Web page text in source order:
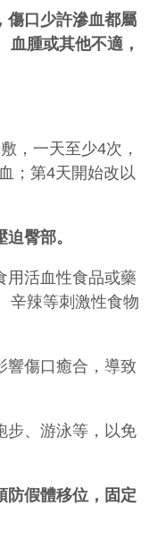
傷口少許滲血都屬
血腫或其他不適，
，一天至少4次，
；第4天開始改以
臀部。
用活血性食品或藥
辛辣等刺激性食物
響傷口癒合，導致
步、游泳等，以免
防假體移位，固定